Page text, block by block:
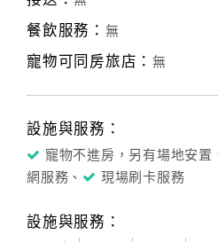
餐飲服務： 無
寵物可同房旅店： 無
設施與服務：
寵物不進房，另有場地安置
網服務、
現場刷卡服務
設施與服務：